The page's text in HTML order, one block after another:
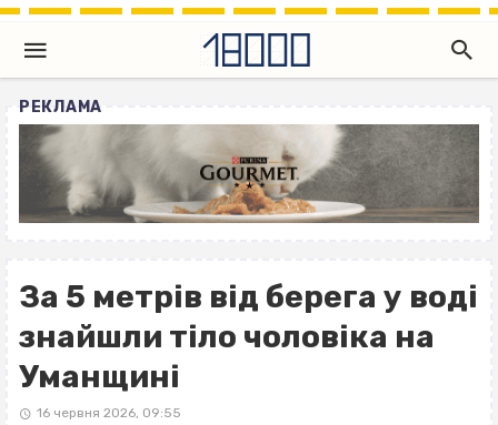
РЕКЛАМА
За 5 метрів від берега у воді
знайшли тіло чоловіка на
Уманщині
16 червня 2026, 09:55